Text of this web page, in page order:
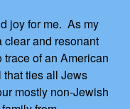
joy for me. As my
clear and resonant
of an American
that ties all Jews
mostly non-Jewish